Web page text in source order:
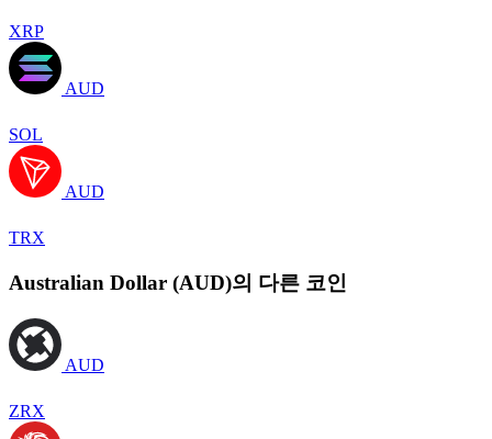
XRP
AUD
SOL
AUD
TRX
Australian Dollar (AUD)의 다른 코인
AUD
ZRX